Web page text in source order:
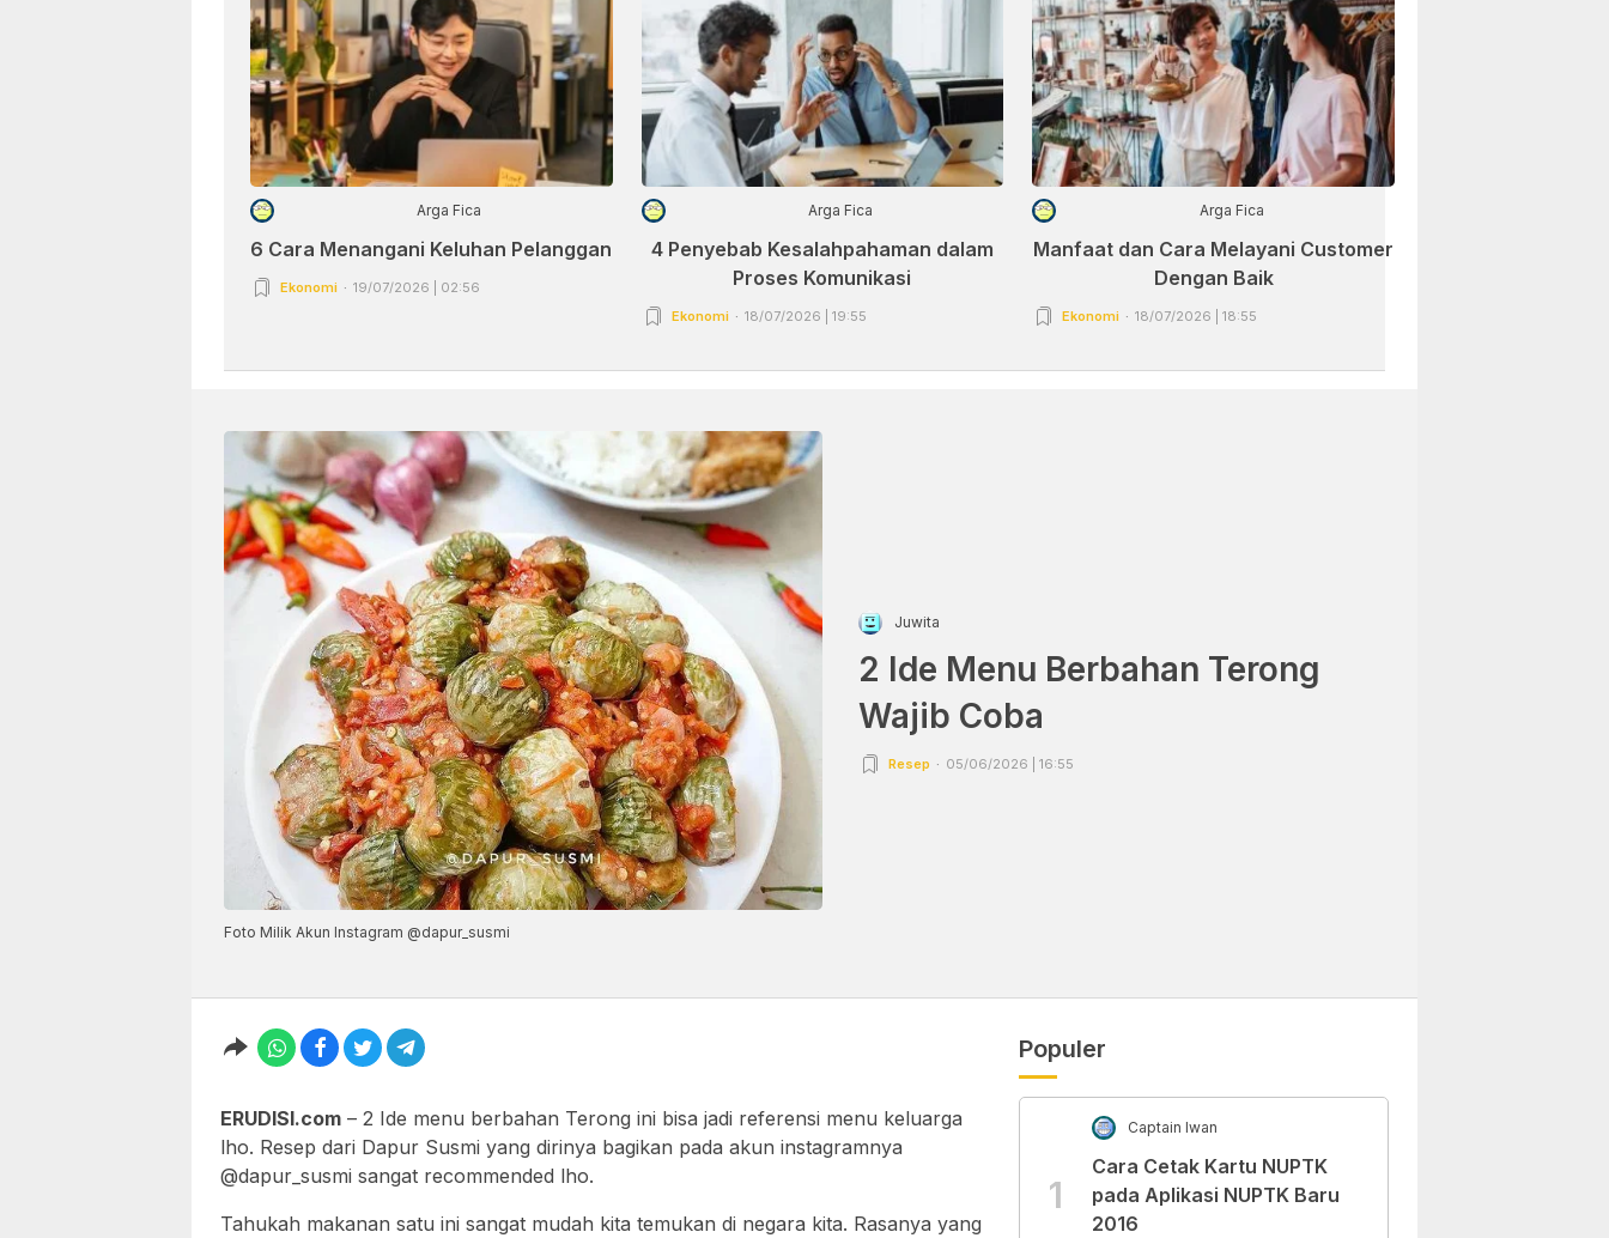
Arga Fica
6 Cara Menangani Keluhan Pelanggan
Ekonomi 19/07/2026 | 02:56
Arga Fica
4 Penyebab Kesalahpahaman dalam
Proses Komunikasi
Ekonomi 18/07/2026 | 19:55
Arga Fica
Manfaat dan Cara Melayani Customer
Dengan Baik
Ekonomi 18/07/2026 | 18:55
Foto Milik Akun Instagram @dapur_susmi
Juwita
2 Ide Menu Berbahan Terong
Wajib Coba
Resep 05/06/2026 | 16:55
ERUDISI.com – 2 Ide menu berbahan Terong ini bisa jadi referensi menu keluarga
lho. Resep dari Dapur Susmi yang dirinya bagikan pada akun instagramnya
@dapur_susmi sangat recommended lho.
Tahukah makanan satu ini sangat mudah kita temukan di negara kita. Rasanya yang
Populer
1
Captain Iwan
Cara Cetak Kartu NUPTK
pada Aplikasi NUPTK Baru
2016